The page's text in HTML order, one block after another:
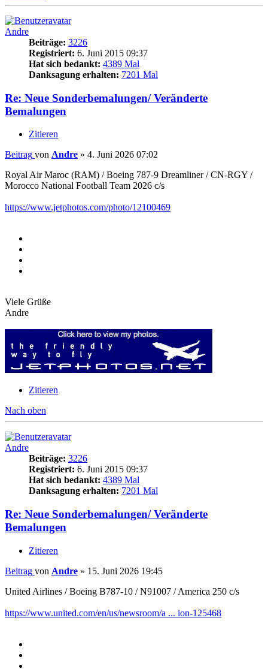
Andre
Beiträge: 3226
Registriert: 6. Juni 2015 09:37
Hat sich bedankt: 4389 Mal
Danksagung erhalten: 7201 Mal
Re: Neue Sonderbemalungen/ Veränderte
Bemalungen
Zitieren
Beitrag von Andre » 4. Juni 2026 07:02
Royal Air Maroc (RAM) / Boeing 787-9 Dreamliner / CN-RGY /
Morocco National Football Team 2026 c/s
https://www.jetphotos.com/photo/12100469
Viele Grüße
Andre
Zitieren
Nach oben
Andre
Beiträge: 3226
Registriert: 6. Juni 2015 09:37
Hat sich bedankt: 4389 Mal
Danksagung erhalten: 7201 Mal
Re: Neue Sonderbemalungen/ Veränderte
Bemalungen
Zitieren
Beitrag von Andre » 15. Juni 2026 19:45
United Airlines / Boeing B787-10 / N91007 / America 250 c/s
https://www.united.com/en/us/newsroom/a ... ion-125468